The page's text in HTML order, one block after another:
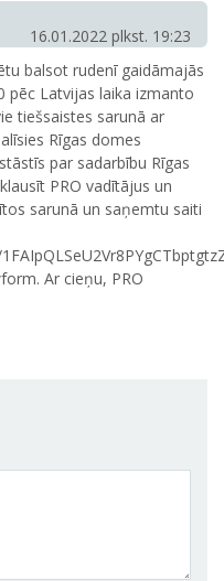
16.01.2022 plkst. 19:23
balsot rudenī gaidāmajās
pēc Latvijas laika izmanto
tiešsaistes sarunā ar
Rīgas domes
par sadarbību Rīgas
PRO vadītājus un
sarunā un saņemtu saiti
Ar cieņu, PRO